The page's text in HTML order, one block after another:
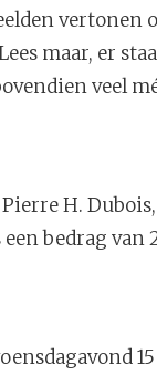
vertonen
maar, er
veel
H.
bedrag